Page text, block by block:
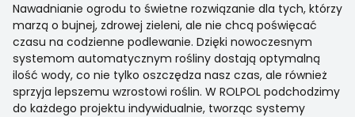
Nawadnianie ogrodu to świetne rozwiązanie dla tych, którzy
marzą o bujnej, zdrowej zieleni, ale nie chcą poświęcać
czasu na codzienne podlewanie. Dzięki nowoczesnym
systemom automatycznym rośliny dostają optymalną
ilość wody, co nie tylko oszczędza nasz czas, ale również
sprzyja lepszemu wzrostowi roślin. W ROLPOL podchodzimy
do każdego projektu indywidualnie, tworząc systemy